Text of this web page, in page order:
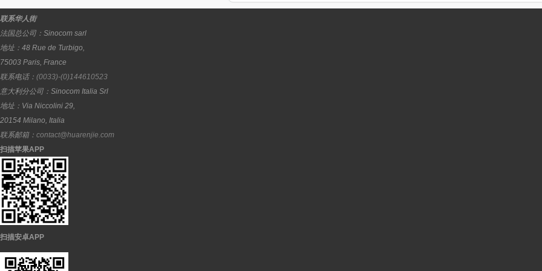
联系华人街
法国总公司： Sinocom sarl
地址： 48 Rue de Turbigo,
75003 Paris, France
联系电话： (0033)-(0)144610523
意大利分公司： Sinocom Italia Srl
地址： Via Niccolini 29,
20154 Milano, Italia
联系邮箱： contact@huarenjie.com
扫描苹果APP
扫描安卓APP